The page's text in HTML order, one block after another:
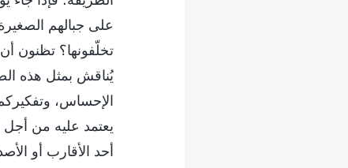
على جبالهم
تخلّفونها؟ تظنون
يُناقش بمثل هذه
الإحساس،
يعتمد عليه من أجل
أحد الأقارب أو